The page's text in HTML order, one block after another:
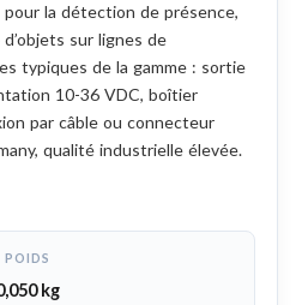
la détection de présence,
sur lignes de
typiques de la gamme : sortie
10-36 VDC, boîtier
par câble ou connecteur
qualité industrielle élevée.
POIDS
kg